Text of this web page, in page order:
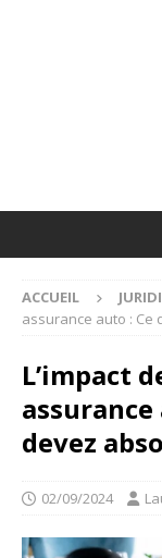
ACCUEIL
assurance auto :
L’impact
assurance
devez
02/09/2024